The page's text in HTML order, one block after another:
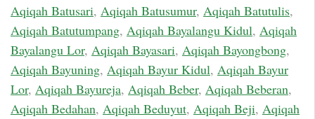
Aqiqah Batusari, Aqiqah Batusumur, Aqiqah Batutulis,
Aqiqah Batutumpang, Aqiqah Bayalangu Kidul, Aqiqah
Bayalangu Lor, Aqiqah Bayasari, Aqiqah Bayongbong,
Aqiqah Bayuning, Aqiqah Bayur Kidul, Aqiqah Bayur
Lor, Aqiqah Bayureja, Aqiqah Beber, Aqiqah Beberan,
Aqiqah Bedahan, Aqiqah Beduyut, Aqiqah Beji, Aqiqah